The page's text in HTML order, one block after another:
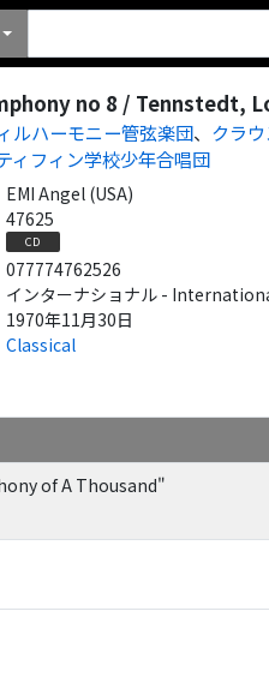
no 8 / Tennstedt,
ルハーモニー管弦楽団、 クラ
ィフィン学校少年合唱団
EMI Angel (USA)
47625
CD
077774762526
インターナショナル -
1970年11月30日
Classical
of A Thousand"